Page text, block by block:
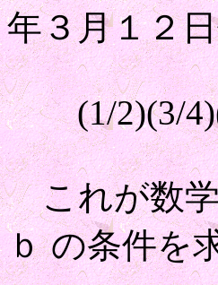
年３月１２
(1/2)(3/4)(5/
これが数学
ｂ の条件を